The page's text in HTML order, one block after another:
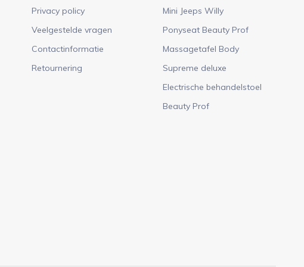
Privacy policy
Veelgestelde vragen
Contactinformatie
Retournering
Mini Jeeps Willy
Ponyseat Beauty Prof
Massagetafel Body
Supreme deluxe
Electrische behandelstoel
Beauty Prof